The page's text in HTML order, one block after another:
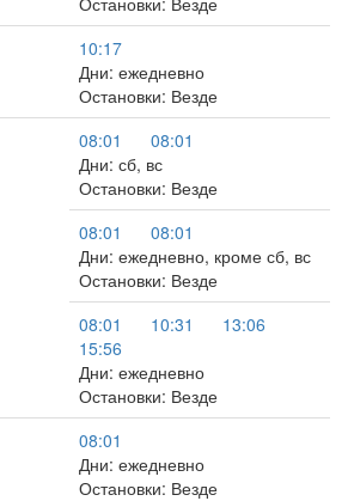
10:17
Дни: ежедневно
Остановки: Везде
08:01
08:01
Дни: сб, вс
Остановки: Везде
08:01
08:01
Дни: ежедневно, кроме сб, вс
Остановки: Везде
08:01
10:31
13:06
15:56
Дни: ежедневно
Остановки: Везде
08:01
Дни: ежедневно
Остановки: Везде